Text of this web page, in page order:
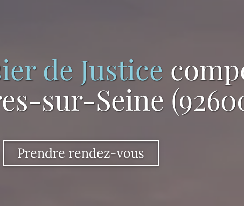
de Justice
sur-Seine
Prendre rendez-vous